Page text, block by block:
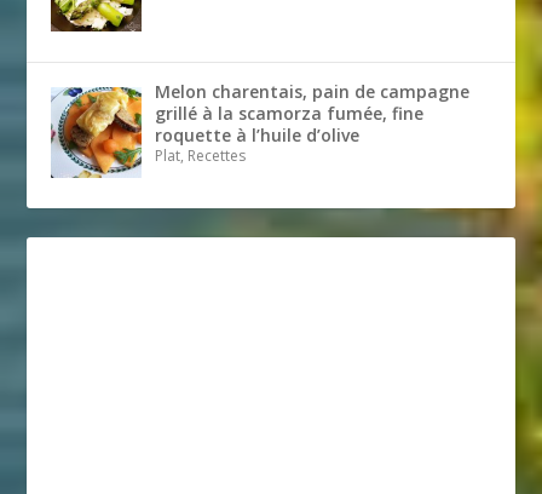
Melon charentais, pain de campagne
grillé à la scamorza fumée, fine
roquette à l’huile d’olive
Plat, Recettes